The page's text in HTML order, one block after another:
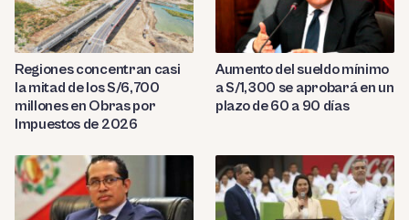
Regiones concentran casi
la mitad de los S/6,700
millones en Obras por
Impuestos de 2026
Aumento del sueldo mínimo
a S/1,300 se aprobará en un
plazo de 60 a 90 días